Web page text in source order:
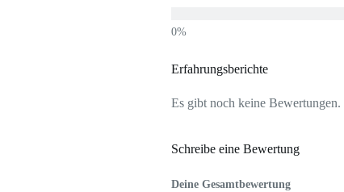
Erfahrungsberichte
Es gibt noch keine
Schreibe eine Bewertung
Deine Gesamtbewertung